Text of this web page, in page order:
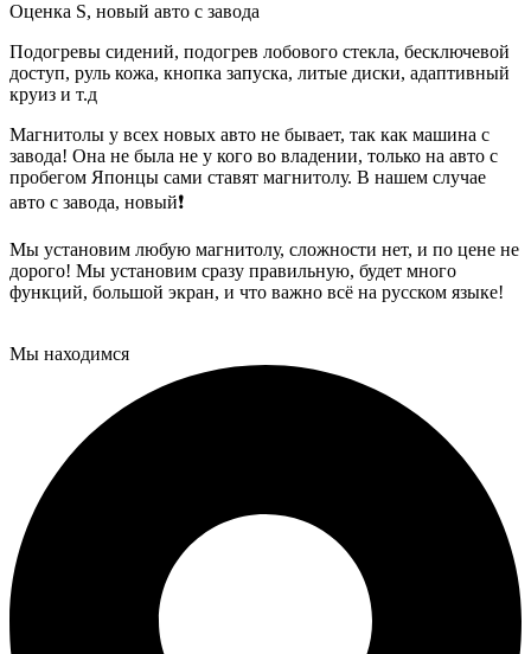
Оценка S, новый авто с завода
Подогревы сидений, подогрев лобового стекла, бесключевой
доступ, руль кожа, кнопка запуска, литые диски, адаптивный
круиз и т.д
Магнитолы у всех новых авто не бывает, так как машина с
завода! Она не была не у кого во владении, только на авто с
пробегом Японцы сами ставят магнитолу. В нашем случае
авто с завода, новый❗️
Мы установим любую магнитолу, сложности нет, и по цене не
дорого! Мы установим сразу правильную, будет много
функций, большой экран, и что важно всё на русском языке!
Мы находимся